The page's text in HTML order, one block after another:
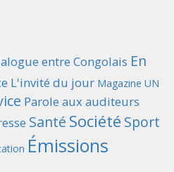
entre Congolais En
L'invité du jour Magazine UN
Parole aux auditeurs
Santé Société Sport
Émissions